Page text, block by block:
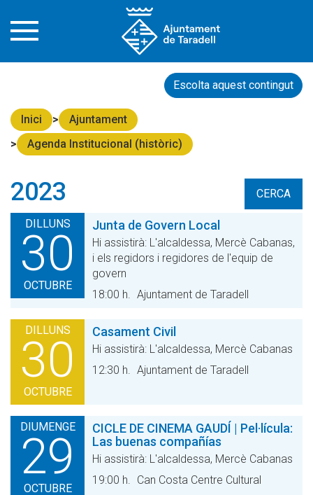
Escolta aquest contingut
Inici
Ajuntament
Agenda Institucional (històric)
CERCA
2023
DILLUNS
30
OCTUBRE
Junta de Govern Local
Hi assistirà: L'alcaldessa, Mercè Cabanas,
i els regidors i regidores de l'equip de
govern
18:00 h. Ajuntament de Taradell
DILLUNS
30
OCTUBRE
Casament Civil
Hi assistirà: L'alcaldessa, Mercè Cabanas
12:30 h. Ajuntament de Taradell
DIUMENGE
29
OCTUBRE
CICLE DE CINEMA GAUDÍ | Pel·lícula:
Las buenas compañías
Hi assistirà: L'alcaldessa, Mercè Cabanas
19:00 h. Can Costa Centre Cultural